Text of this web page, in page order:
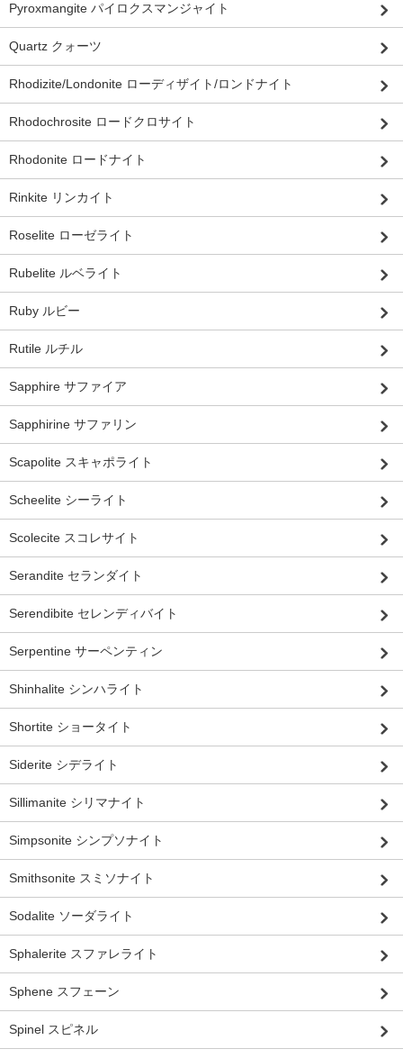
Pyroxmangite パイロクスマンジャイト
Quartz クォーツ
Rhodizite/Londonite ローディザイト/ロンドナイト
Rhodochrosite ロードクロサイト
Rhodonite ロードナイト
Rinkite リンカイト
Roselite ローゼライト
Rubelite ルベライト
Ruby ルビー
Rutile ルチル
Sapphire サファイア
Sapphirine サファリン
Scapolite スキャポライト
Scheelite シーライト
Scolecite スコレサイト
Serandite セランダイト
Serendibite セレンディバイト
Serpentine サーペンティン
Shinhalite シンハライト
Shortite ショータイト
Siderite シデライト
Sillimanite シリマナイト
Simpsonite シンプソナイト
Smithsonite スミソナイト
Sodalite ソーダライト
Sphalerite スファレライト
Sphene スフェーン
Spinel スピネル